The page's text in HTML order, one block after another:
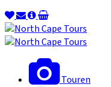
Touren